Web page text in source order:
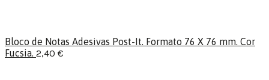
Bloco de Notas Adesivas Post-It. Formato 76 X 76 mm. Cor
Fucsia. 2,40 €